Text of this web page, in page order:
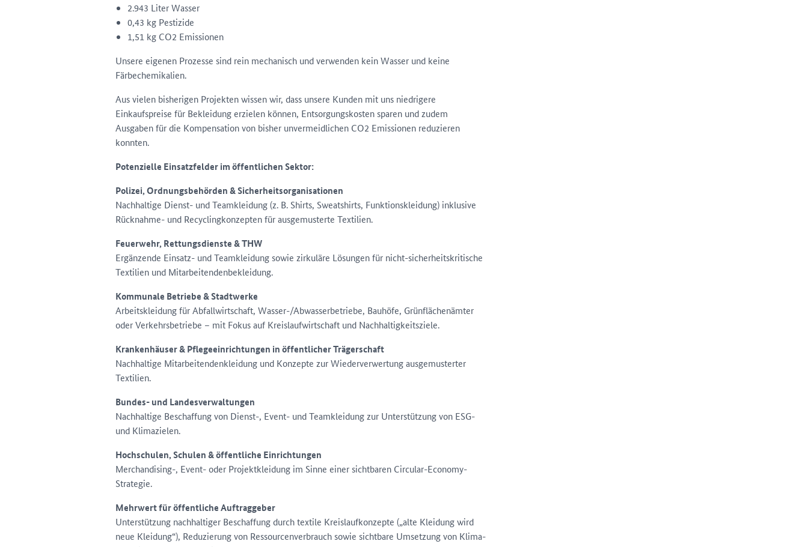
2.943 Liter Wasser
0,43 kg Pestizide
1,51 kg CO2 Emissionen
Unsere eigenen Prozesse sind rein mechanisch und verwenden kein Wasser und keine
Färbechemikalien.
Aus vielen bisherigen Projekten wissen wir, dass unsere Kunden mit uns niedrigere
Einkaufspreise für Bekleidung erzielen können, Entsorgungskosten sparen und zudem
Ausgaben für die Kompensation von bisher unvermeidlichen CO2 Emissionen reduzieren
konnten.
Potenzielle Einsatzfelder im öffentlichen Sektor:
Polizei, Ordnungsbehörden & Sicherheitsorganisationen
Nachhaltige Dienst- und Teamkleidung (z. B. Shirts, Sweatshirts, Funktionskleidung) inklusive
Rücknahme- und Recyclingkonzepten für ausgemusterte Textilien.
Feuerwehr, Rettungsdienste & THW
Ergänzende Einsatz- und Teamkleidung sowie zirkuläre Lösungen für nicht-sicherheitskritische
Textilien und Mitarbeitendenbekleidung.
Kommunale Betriebe & Stadtwerke
Arbeitskleidung für Abfallwirtschaft, Wasser-/Abwasserbetriebe, Bauhöfe, Grünflächenämter
oder Verkehrsbetriebe – mit Fokus auf Kreislaufwirtschaft und Nachhaltigkeitsziele.
Krankenhäuser & Pflegeeinrichtungen in öffentlicher Trägerschaft
Nachhaltige Mitarbeitendenkleidung und Konzepte zur Wiederverwertung ausgemusterter
Textilien.
Bundes- und Landesverwaltungen
Nachhaltige Beschaffung von Dienst-, Event- und Teamkleidung zur Unterstützung von ESG-
und Klimazielen.
Hochschulen, Schulen & öffentliche Einrichtungen
Merchandising-, Event- oder Projektkleidung im Sinne einer sichtbaren Circular-Economy-
Strategie.
Mehrwert für öffentliche Auftraggeber
Unterstützung nachhaltiger Beschaffung durch textile Kreislaufkonzepte („alte Kleidung wird
neue Kleidung“), Reduzierung von Ressourcenverbrauch sowie sichtbare Umsetzung von Klima-